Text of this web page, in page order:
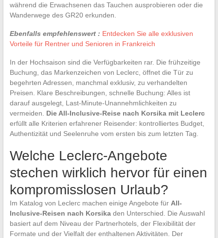
während die Erwachsenen das Tauchen ausprobieren oder die
Wanderwege des GR20 erkunden.
Ebenfalls empfehlenswert : Entdecken Sie alle exklusiven
Vorteile für Rentner und Senioren in Frankreich
In der Hochsaison sind die Verfügbarkeiten rar. Die frühzeitige
Buchung, das Markenzeichen von Leclerc, öffnet die Tür zu
begehrten Adressen, manchmal exklusiv, zu verhandelten
Preisen. Klare Beschreibungen, schnelle Buchung: Alles ist
darauf ausgelegt, Last-Minute-Unannehmlichkeiten zu
vermeiden. Die All-Inclusive-Reise nach Korsika mit Leclerc
erfüllt alle Kriterien erfahrener Reisender: kontrolliertes Budget,
Authentizität und Seelenruhe vom ersten bis zum letzten Tag.
Welche Leclerc-Angebote
stechen wirklich hervor für einen
kompromisslosen Urlaub?
Im Katalog von Leclerc machen einige Angebote für All-
Inclusive-Reisen nach Korsikaden Unterschied. Die Auswahl
basiert auf dem Niveau der Partnerhotels, der Flexibilität der
Formate und der Vielfalt der enthaltenen Aktivitäten. Der